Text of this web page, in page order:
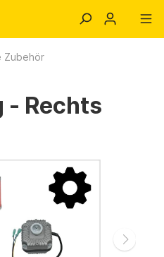
Zubehör
- Rechts